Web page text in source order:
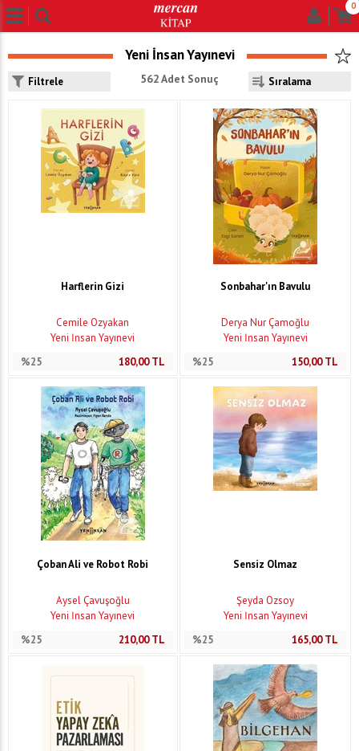
0
Yeni İnsan Yayınevi
Filtrele 562 Adet Sonuç
Harflerin Gizi
Cemile Özyakan
Yeni İnsan Yayınevi
%25
180,00TL
Sonbahar'ın Bavulu
Derya Nur Çamoğlu
Yeni İnsan Yayınevi
%25
150,00TL
Çoban Ali ve Robot Robi
Aysel Çavuşoğlu
Yeni İnsan Yayınevi
%25
210,00TL
Sensiz Olmaz
Şeyda Özsoy
Yeni İnsan Yayınevi
%25
165,00TL